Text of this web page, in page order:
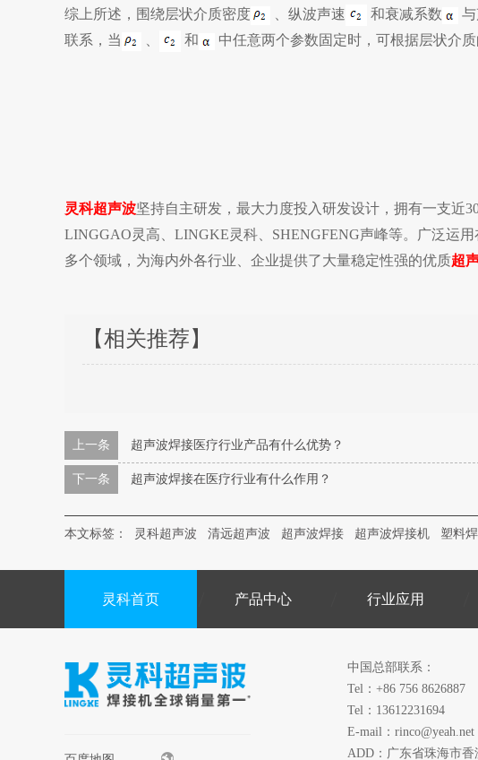
综上所述，围绕层状介质密度 、纵波声速 和衰减系数
联系，当
和 中任意两个参数固定时，可根据层状介
灵科超声波坚持自主研发，最大力度投入研发设计，拥有一支近
LINGGAO灵高、LINGKE灵科、SHENGFENG声峰等。广泛运
多个领域，为海内外各行业、企业提供了大量稳定性强的优质超
【相关推荐】
上一条 超声波焊接医疗行业产品有什么优势？
下一条 超声波焊接在医疗行业有什么作用？
本文标签： 灵科超声波 清远超声波 超声波焊接 超声波焊接机 塑料
灵科首页 产品中心 行业应用
中国总部联系：
Tel：+86 756 8626887
Tel：13612231694
E-mail：rinco@yeah.net
ADD：广东省珠海市